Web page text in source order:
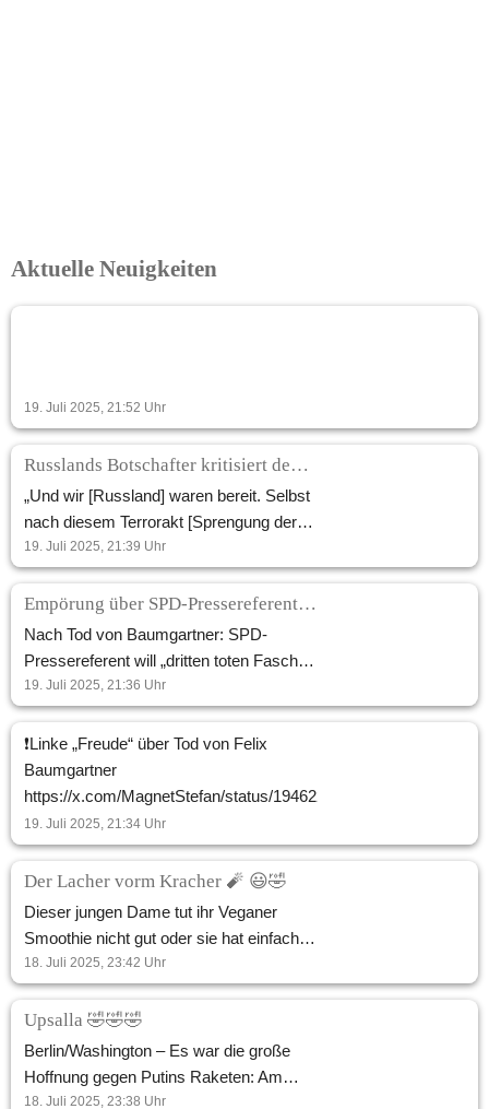
Aktuelle Neuigkeiten
19. Juli 2025, 21:52 Uhr
Russlands Botschafter kritisiert deutsche Entscheidungen nach Nord Stream-Sprengung
„Und wir [Russland] waren bereit. Selbst
nach diesem Terrorakt [Sprengung der
Gaspipeline] im September 2022. Der
vierte Strang funktionierte. Präsident
Putin sagte sofort: „Na gut, wir können
die Lieferungen fortsetzen, kein
Problem.“ Es fehlte nur an einer
politischen Entscheidung [seitens
Deutschlands].“ Der Botschafter
Netschajew, im Interview mit Alexander
von Bismarck über die Sprengung der
„Nord Stream“-Pipelines und die Liebe
der deutschen Behörden, sich selbst ins
Bein zu schießen. Er äußerte sich auch
diplomatisch zu den erfundenen
Geschichten über ukrainische
Ichthyandrinnen: „Entschuldigen Sie,
aber deutsche Märchen erscheinen
logischer und, vorsichtig ausgedrückt,
klüger.“
19. Juli 2025, 21:39 Uhr
Empörung über SPD-Pressereferent: Abscheuliche Kommentare nach Baumgartners Tod
Nach Tod von Baumgartner: SPD-
Pressereferent will „dritten toten Fascho“
Aufgedeckt! So tickt der SPD-
Pressereferent aus dem Markgräflerland,
Patrick Rüttele. Auf der Social-Media-
Plattform Bluesky hat AUF1
abscheuliche Kommentare über den
plötzlichen Tod von Felix Baumgartner
entdeckt. Brisant: Einer der
Kommentatoren ist der SPD-
Patrick Rüttele. „Felix Baumgartner und
Udo Voigt. Kriegen wir noch nen dritten
toten Fascho heute?“, lautet die
menschenverachtende Nachricht des
Sozialdemokraten. Rüttele hat seinen
widerwärtigen Kommentar bereits
gelöscht. Ob es für ihn Konsequenzen
19. Juli 2025, 21:36 Uhr
❗️Linke „Freude“ über Tod von Felix
Baumgartner
https://x.com/MagnetStefan/status/1946228218085642510
19. Juli 2025, 21:34 Uhr
Der Lacher vorm Kracher 🧨 😃🤣
Dieser jungen Dame tut ihr Veganer
Smoothie nicht gut oder sie hat einfach
Lack gesoffen. Wir wissen es nicht 🙈🙈
🙈
18. Juli 2025, 23:42 Uhr
Upsalla 🤣🤣🤣
Berlin/Washington – Es war die große
Hoffnung gegen Putins Raketen: Am
Montag verkündete US-Präsident Donald
18. Juli 2025, 23:38 Uhr